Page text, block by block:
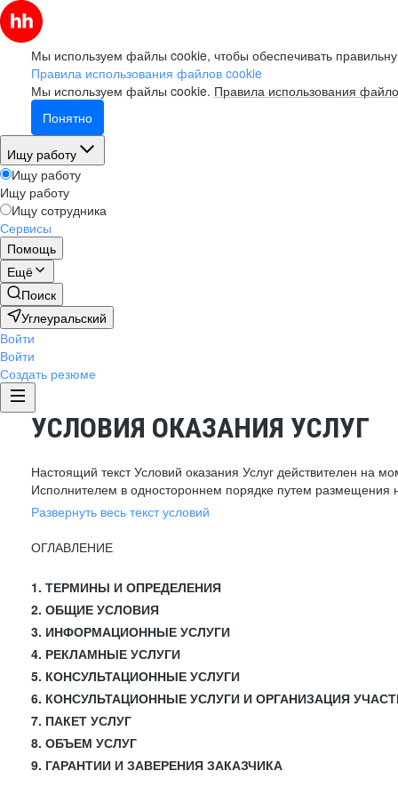
Мы используем файлы cookie, чтобы обеспечивать
Правила использования файлов cookie
Мы используем файлы cookie. Правила использования
Понятно
Ищу работу
Ищу работу
Ищу работу
Ищу сотрудника
Сервисы
Помощь
Ещё
Поиск
Углеуральский
Войти
Войти
Создать резюме
УСЛОВИЯ ОКАЗАНИЯ УСЛУГ
Настоящий текст Условий оказания Услуг действителен на
Исполнителем в одностороннем порядке путем размещения
Развернуть весь текст условий
ОГЛАВЛЕНИЕ
1. ТЕРМИНЫ И ОПРЕДЕЛЕНИЯ
2. ОБЩИЕ УСЛОВИЯ
3. ИНФОРМАЦИОННЫЕ УСЛУГИ
4. РЕКЛАМНЫЕ УСЛУГИ
5. КОНСУЛЬТАЦИОННЫЕ УСЛУГИ
6. КОНСУЛЬТАЦИОННЫЕ УСЛУГИ И ОРГАНИЗАЦИЯ
7. ПАКЕТ УСЛУГ
8. ОБЪЕМ УСЛУГ
9. ГАРАНТИИ И ЗАВЕРЕНИЯ ЗАКАЗЧИКА